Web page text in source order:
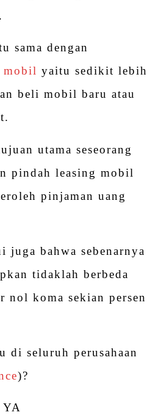
sama dengan
mobil yaitu sedikit lebih
beli mobil baru atau
utama seseorang
pindah leasing mobil
pinjaman uang
juga bahwa sebenarnya
tidaklah berbeda
nol koma sekian persen
di seluruh perusahaan
)?
YA